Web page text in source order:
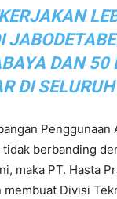
DAN 50
DI
Penggunaan
berbanding
maka PT. Hasta
membuat Divisi